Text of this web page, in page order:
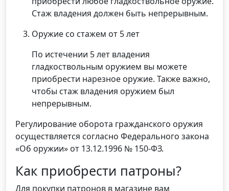
Стаж владения должен быть непрерывным.
Оружие со стажем от 5 лет
По истечении 5 лет владения
гладкоствольным оружием вы можете
приобрести нарезное оружие. Также важно,
чтобы стаж владения оружием был
непрерывным.
Регулирование оборота гражданского оружия
осуществляется согласно Федерального закона
«Об оружии» от 13.12.1996 № 150-ФЗ.
Как приобрести патроны?
Для покупки патронов в магазине вам